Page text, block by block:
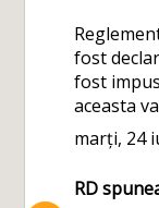
fost
fost
aceasta
marți, 24
RD